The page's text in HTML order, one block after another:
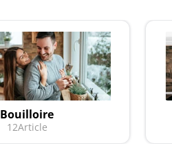
Bouilloire
12Article